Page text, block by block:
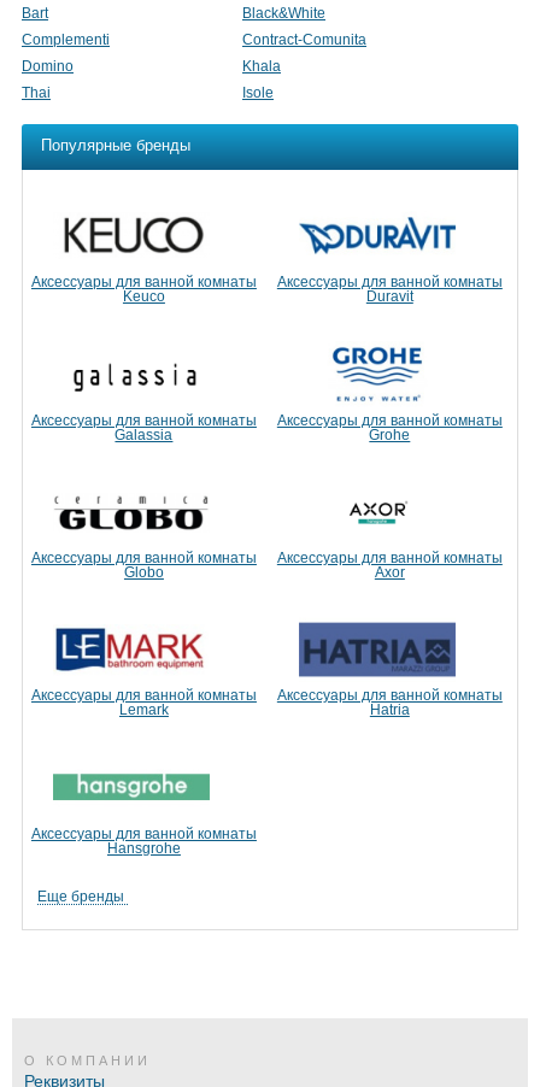
Bart
Black&White
Complementi
Contract-Comunita
Domino
Khala
Thai
Isole
Популярные бренды
Аксессуары для ванной комнаты
Keuco
Аксессуары для ванной комнаты
Duravit
Аксессуары для ванной комнаты
Galassia
Аксессуары для ванной комнаты
Grohe
Аксессуары для ванной комнаты
Globo
Аксессуары для ванной комнаты
Axor
Аксессуары для ванной комнаты
Lemark
Аксессуары для ванной комнаты
Hatria
Аксессуары для ванной комнаты
Hansgrohe
Еще бренды
О КОМПАНИИ
Реквизиты